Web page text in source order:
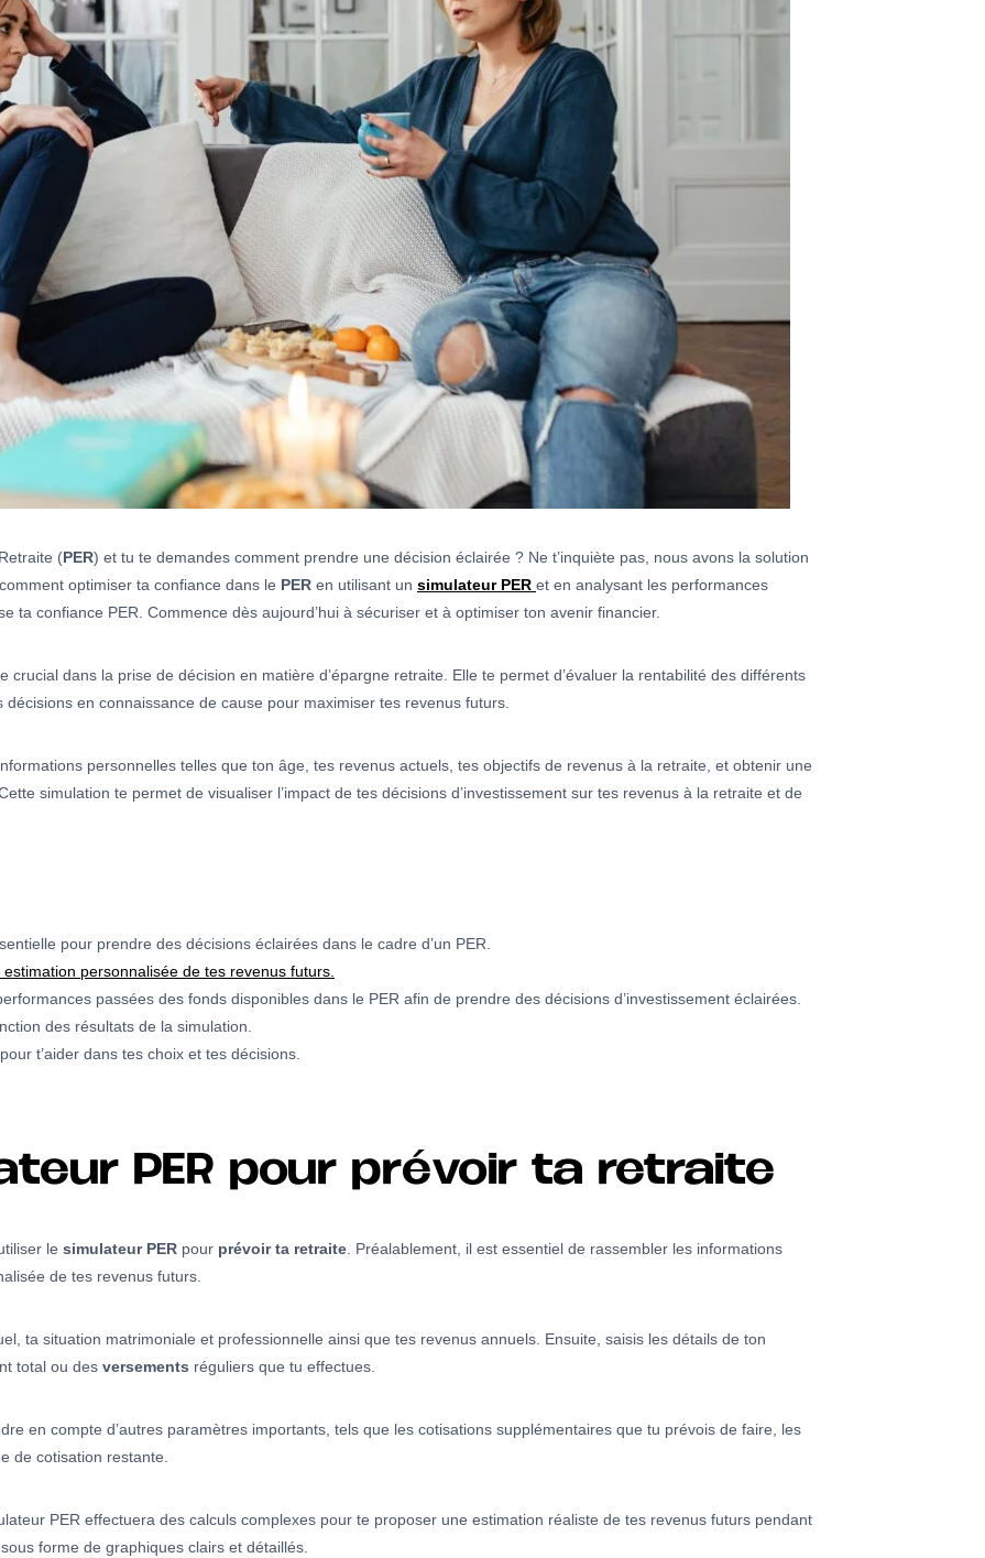
(PER) et tu te demandes comment prendre une décision éclairée ? Ne t’inquiète pas, nous avons la solution
optimiser ta confiance dans le PER en utilisant un simulateur PER et en analysant les performances
ta confiance PER. Commence dès aujourd’hui à sécuriser et à optimiser ton avenir financier.
crucial dans la prise de décision en matière d’épargne retraite. Elle te permet d’évaluer la rentabilité des différents
décisions en connaissance de cause pour maximiser tes revenus futurs.
personnelles telles que ton âge, tes revenus actuels, tes objectifs de revenus à la retraite, et obtenir une
simulation te permet de visualiser l’impact de tes décisions d’investissement sur tes revenus à la retraite et de
pour prendre des décisions éclairées dans le cadre d’un PER.
personnalisée de tes revenus futurs.
passées des fonds disponibles dans le PER afin de prendre des décisions d’investissement éclairées.
des résultats de la simulation.
t’aider dans tes choix et tes décisions.
PER pour prévoir ta retraite
le simulateur PER pour prévoir ta retraite . Préalablement, il est essentiel de rassembler les informations
de tes revenus futurs.
ta situation matrimoniale et professionnelle ainsi que tes revenus annuels. Ensuite, saisis les détails de ton
total ou des versements réguliers que tu effectues.
en compte d’autres paramètres importants, tels que les cotisations supplémentaires que tu prévois de faire, les
de cotisation restante.
PER effectuera des calculs complexes pour te proposer une estimation réaliste de tes revenus futurs pendant
forme de graphiques clairs et détaillés.